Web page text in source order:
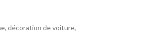
décoration de voiture,